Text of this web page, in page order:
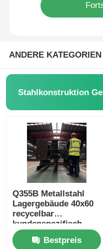
Mehrstöckige
Industrielle
Stahlkonstruktion für
Vorgefertigte
ANDERE
Stahlkonstruktion
Q355B Metallstahl
Lagergebäude 40x60
recycelbar
kundenspezifisch
Bestpreis